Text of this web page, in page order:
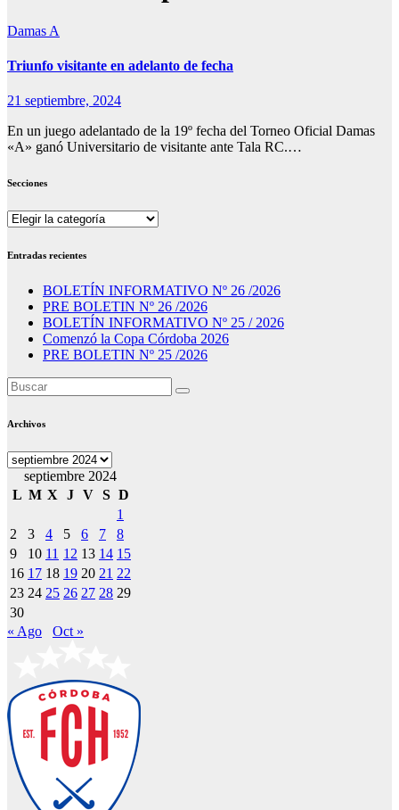
Damas A
Triunfo visitante en adelanto de fecha
21 septiembre, 2024
En un juego adelantado de la 19º fecha del Torneo Oficial Damas
«A» ganó Universitario de visitante ante Tala RC.…
Secciones
Secciones
Entradas recientes
BOLETÍN INFORMATIVO Nº 26 /2026
PRE BOLETIN Nº 26 /2026
BOLETÍN INFORMATIVO Nº 25 / 2026
Comenzó la Copa Córdoba 2026
PRE BOLETIN Nº 25 /2026
Archivos
Archivos
septiembre 2024
L M X J V S D
1
2
3 4 5 6 7
8
9
10 11 12 13 14 15
16 17 18 19 20 21 22
23 24 25 26 27 28 29
30
« Ago
Oct »